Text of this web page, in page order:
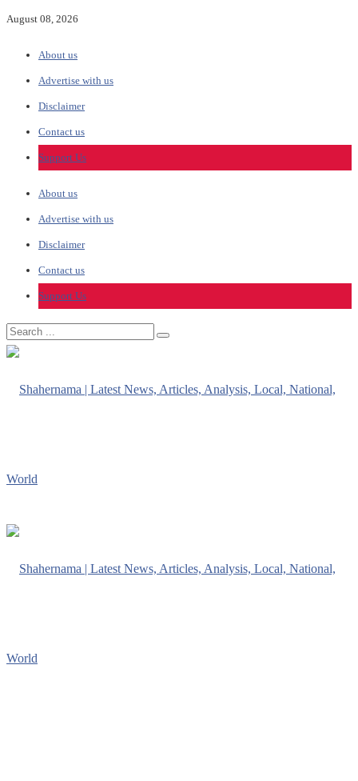
August 08, 2026
About us
Advertise with us
Disclaimer
Contact us
Support Us
About us
Advertise with us
Disclaimer
Contact us
Support Us